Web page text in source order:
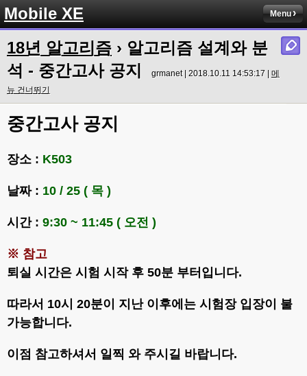
Mobile XE Menu
18년 알고리즘 › 알고리즘 설계와 분
석 - 중간고사 공지
grmanet | 2018.10.11 14:53:17 | 메
뉴 건너뛰기
중간고사 공지
장소 : K503
날짜 : 10 / 25 ( 목 )
시간 : 9:30 ~ 11:45 ( 오전 )
※ 참고
퇴실 시간은 시험 시작 후 50분 부터입니다.
따라서 10시 20분이 지난 이후에는 시험장 입장이 불
가능합니다.
이점 참고하셔서 일찍 와 주시길 바랍니다.